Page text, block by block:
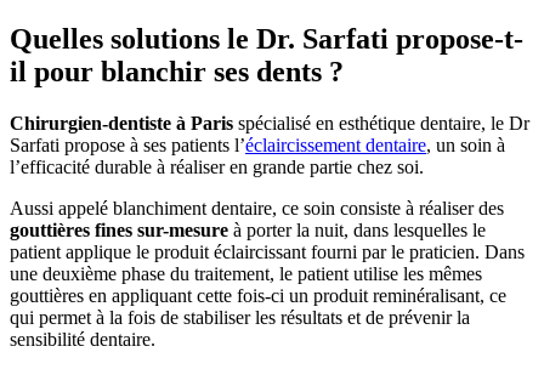
Quelles solutions le Dr. Sarfati propose-t-
il pour blanchir ses dents ?
Chirurgien-dentiste à Paris spécialisé en esthétique dentaire, le Dr
Sarfati propose à ses patients l’éclaircissement dentaire, un soin à
l’efficacité durable à réaliser en grande partie chez soi.
Aussi appelé blanchiment dentaire, ce soin consiste à réaliser des
gouttières fines sur-mesure à porter la nuit, dans lesquelles le
patient applique le produit éclaircissant fourni par le praticien. Dans
une deuxième phase du traitement, le patient utilise les mêmes
gouttières en appliquant cette fois-ci un produit reminéralisant, ce
qui permet à la fois de stabiliser les résultats et de prévenir la
sensibilité dentaire.